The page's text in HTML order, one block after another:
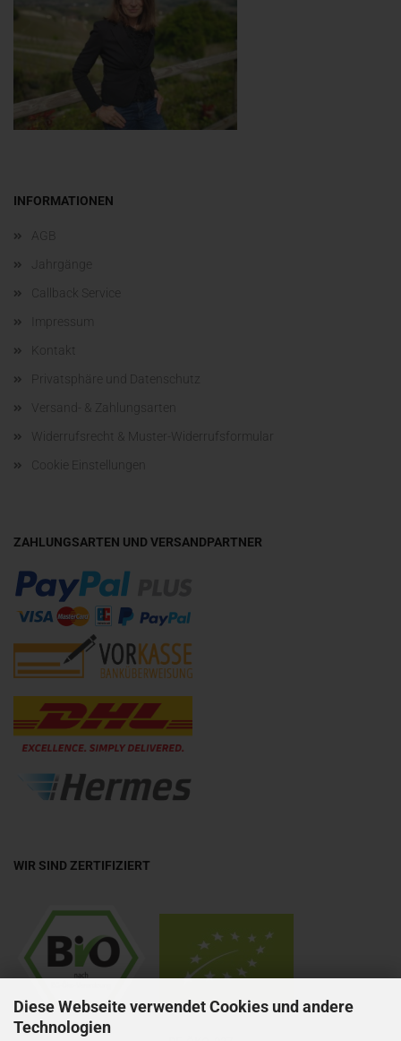
Diese Webseite verwendet Cookies und andere
Technologien
INFORMATIONEN
AGB
Jahrgänge
Callback Service
Impressum
Kontakt
Privatsphäre und Datenschutz
Versand- & Zahlungsarten
Widerrufsrecht & Muster-Widerrufsformular
Cookie Einstellungen
ZAHLUNGSARTEN UND VERSANDPARTNER
WIR SIND ZERTIFIZIERT